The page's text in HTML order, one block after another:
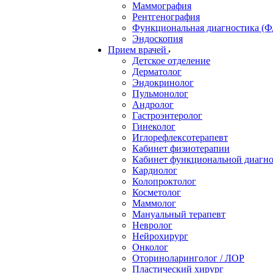
Маммография
Рентгенография
Функциональная диагностика
Эндоскопия
Прием врачей
Детское отделение
Дерматолог
Эндокринолог
Пульмонолог
Андролог
Гастроэнтеролог
Гинеколог
Иглорефлексотерапевт
Кабинет физиотерапии
Кабинет функциональной
Кардиолог
Колопроктолог
Косметолог
Маммолог
Мануальный терапевт
Невролог
Нейрохирург
Онколог
Оториноларинголог / ЛОР
Пластический хирург